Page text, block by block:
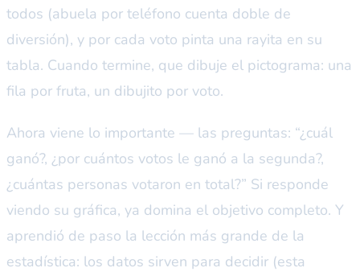
todos (abuela por teléfono cuenta doble de
diversión), y por cada voto pinta una rayita en su
tabla. Cuando termine, que dibuje el pictograma: una
fila por fruta, un dibujito por voto.
Ahora viene lo importante — las preguntas: “¿cuál
ganó?, ¿por cuántos votos le ganó a la segunda?,
¿cuántas personas votaron en total?” Si responde
viendo su gráfica, ya domina el objetivo completo. Y
aprendió de paso la lección más grande de la
estadística: los datos sirven para decidir (esta